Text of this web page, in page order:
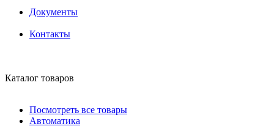
Документы
Контакты
Каталог товаров
Посмотреть все товары
Автоматика